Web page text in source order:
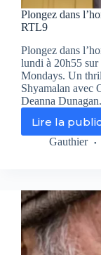
Plongez dans
RTL9
Plongez dans
lundi à 20h55 sur
Mondays. Un
Shyamalan avec
Deanna Dunagan.
Lire la
Visit
ce
sur
Gauthier